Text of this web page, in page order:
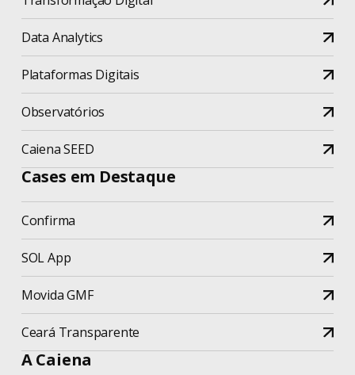
Data Analytics
Plataformas Digitais
Observatórios
Caiena SEED
Cases em Destaque
Confirma
SOL App
Movida GMF
Ceará Transparente
A Caiena